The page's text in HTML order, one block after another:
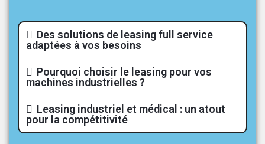
Des solutions de leasing full service
adaptées à vos besoins
Pourquoi choisir le leasing pour vos
machines industrielles ?
Leasing industriel et médical : un atout
pour la compétitivité